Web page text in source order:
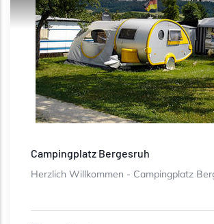
Campingplatz Bergesruh
Herzlich Willkommen - Campingplatz